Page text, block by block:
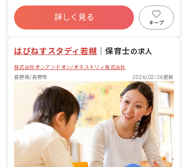
5km圏内）
ボーナス・賞与あり
寮・住宅・家賃補助あり
社会保険完備
昇給昇進あり
詳しく見る
キープ
はぴねすスタディ若槻 ｜保育士の求人
株式会社オンアンドオン/オネストリィ株式会社
長野県/長野市
2026/02/26更新